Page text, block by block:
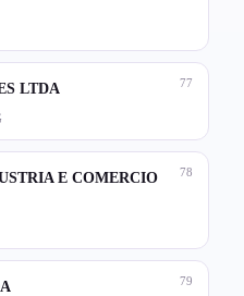
77
LTDA
78
E COMERCIO
79